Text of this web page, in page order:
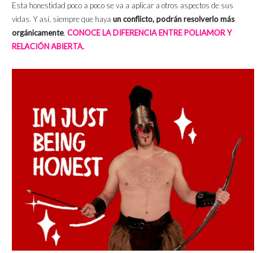
Esta honestidad poco a poco se va a aplicar a otros aspectos de sus
vidas. Y así, siempre que haya un conflicto, podrán resolverlo más
orgánicamente. CONOCE LA DIFERENCIA ENTRE POLIAMOR Y
RELACIÓN ABIERTA.